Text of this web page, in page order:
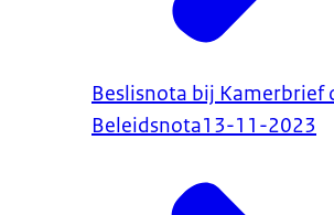
Beslisnota bij Kamerbrief
Beleidsnota13-11-2023